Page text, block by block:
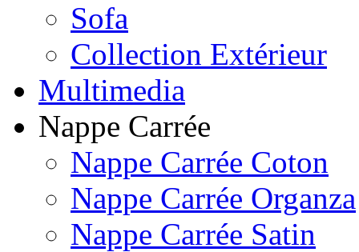
Sofa
Collection Extérieur
Multimedia
Nappe Carrée
Nappe Carrée Coton
Nappe Carrée Organza
Nappe Carrée Satin